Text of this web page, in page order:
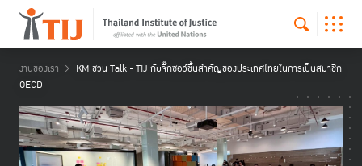
งานของเรา
KM ชวน Talk - TIJ กับจิ๊กซอว์ชิ้นสำคัญของประเทศไทยในการเป็นสมาชิก
OECD